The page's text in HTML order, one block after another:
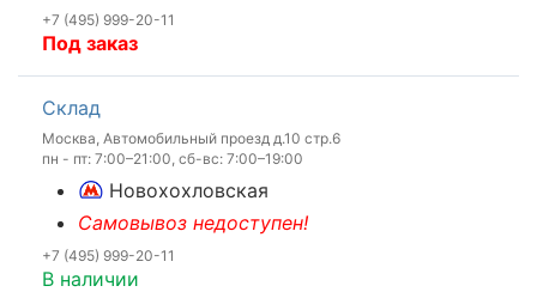
+7 (495) 999-20-11
Под заказ
Склад
Москва, Автомобильный проезд д.10 стр.6
пн - пт: 7:00–21:00, сб-вс: 7:00–19:00
Новохохловская
Самовывоз недоступен!
+7 (495) 999-20-11
В наличии